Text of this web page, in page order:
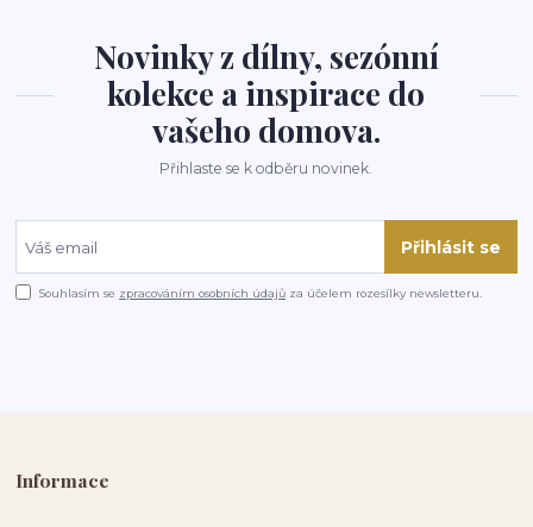
Novinky z dílny, sezónní
kolekce a inspirace do
vašeho domova.
Přihlaste se k odběru novinek.
Přihlásit se
Souhlasím se zpracováním osobních údajů za účelem rozesílky newsletteru.
Informace